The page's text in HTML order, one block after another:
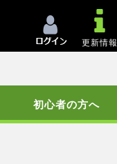
更新情報
初心者の方へ